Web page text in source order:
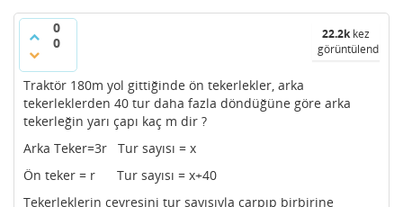
0
0
22.2kkez
görüntülendi
Traktör 180m yol gittiğinde ön tekerlekler, arka
tekerleklerden 40 tur daha fazla döndüğüne göre arka
tekerleğin yarı çapı kaç m dir ?
Arka Teker=3r Tur sayısı = x
Ön teker = r Tur sayısı = x+40
Tekerleklerin çevresini tur sayısıyla çarpıp birbirine